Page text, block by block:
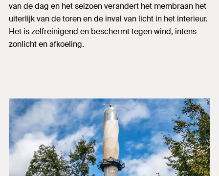
van de dag en het seizoen verandert het membraan het
uiterlijk van de toren en de inval van licht in het interieur.
Het is zelfreinigend en beschermt tegen wind, intens
zonlicht en afkoeling.